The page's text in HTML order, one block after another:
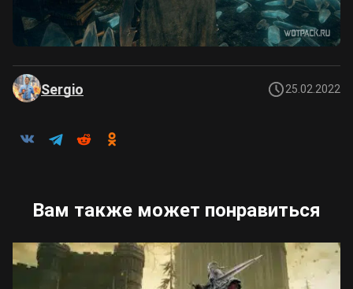
Sergio 25.02.2022
Вам также может понравиться